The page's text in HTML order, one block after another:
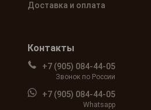
Контакты
+7 (905) 084-44-05
Звонок по России
+7 (905) 084-44-05
Whatsapp
Доставка и оплата